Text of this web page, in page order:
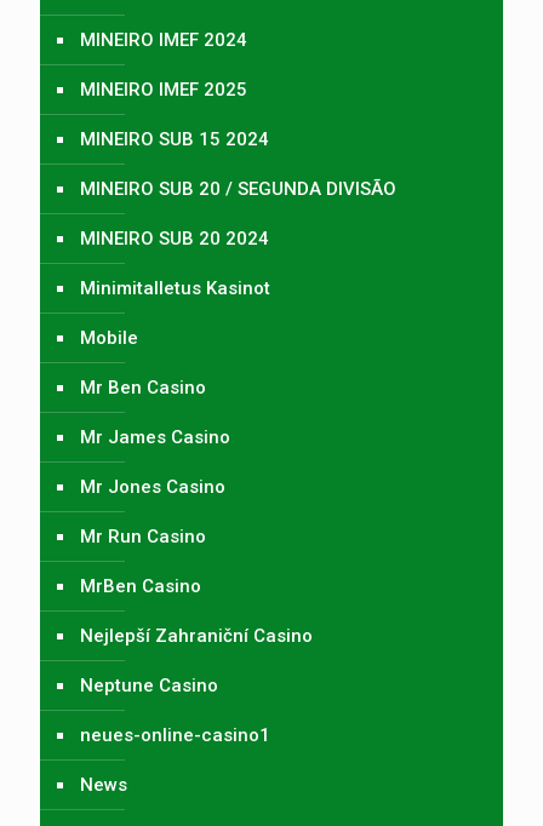
MINEIRO IMEF 2024
MINEIRO IMEF 2025
MINEIRO SUB 15 2024
MINEIRO SUB 20 / SEGUNDA DIVISÃO
MINEIRO SUB 20 2024
Minimitalletus Kasinot
Mobile
Mr Ben Casino
Mr James Casino
Mr Jones Casino
Mr Run Casino
MrBen Casino
Nejlepší Zahraniční Casino
Neptune Casino
neues-online-casino1
News